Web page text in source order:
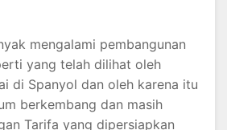
mengalami pembangunan
yang telah dilihat oleh
di Spanyol dan oleh karena itu
berkembang dan masih
Tarifa yang dipersiapkan